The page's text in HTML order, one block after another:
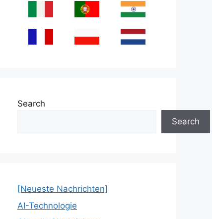
Search
Search
[Neueste Nachrichten]
AI-Technologie